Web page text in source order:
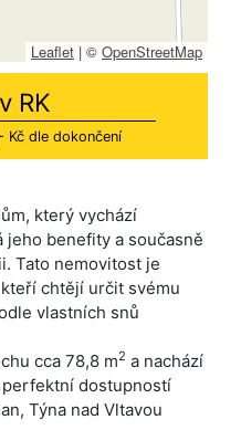
Leaflet | © OpenStreetMap
RK
Kč dle dokončení
který vychází
benefity a současně
Tato nemovitost je
chtějí určit svému
vlastních snů
cca 78,8 m2 a nachází
dostupností
Týna nad Vltavou